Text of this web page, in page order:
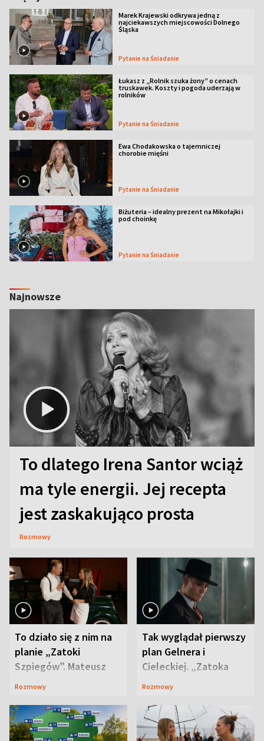
Marek Krajewski odkrywa jedną z
najciekawszych miejscowości Dolnego
Śląska
Pytanie na Śniadanie
Łukasz z „Rolnik szuka żony” o cenach
truskawek. Koszty i pogoda uderzają w
rolników
Pytanie na Śniadanie
Ewa Chodakowska o tajemniczej
chorobie mięśni
Pytanie na Śniadanie
Biżuteria – idealny prezent na Mikołajki i
pod choinkę
Pytanie na Śniadanie
Najnowsze
To dlatego Irena Santor wciąż
ma tyle energii. Jej recepta
jest zaskakująco prosta
Rozmowy
To działo się z nim na
planie „Zatoki
Szpiegów”. Mateusz
Janicki odsłonił
Rozmowy
Tak wyglądał pierwszy
plan Gelnera i
Cieleckiej. „Zatoka
szpiegów” od razu ich
Rozmowy